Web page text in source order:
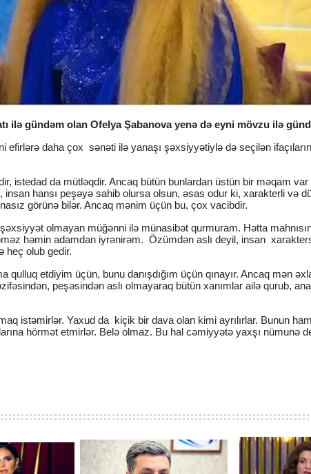
ilə gündəm olan Ofelya Şabanova yenə də eyni mövzu ilə
efirlərə daha çox sənəti ilə yanaşı şəxsiyyətiylə də seçilən ifaçıların
istedad da mütləqdir. Ancaq bütün bunlardan üstün bir məqam var
hansı peşəyə sahib olursa olsun, əsas odur ki, xarakterli və
görünə bilər. Ancaq mənim üçün bu, çox vacibdir.
olmayan müğənni ilə münasibət qurmuram. Hətta
həmin adamdan iyrənirəm. Özümdən aslı deyil, insan
heç olub gedir.
qulluq etdiyim üçün, bunu danışdığım üçün qınayır. Ancaq mən
peşəsindən aslı olmayaraq bütün xanımlar ailə qurub,
istəmirlər. Yaxud da kiçik bir dava olan kimi ayrılırlar. Bunun
hörmət etmirlər. Belə olmaz. Bu hal cəmiyyətə yaxşı nümunə